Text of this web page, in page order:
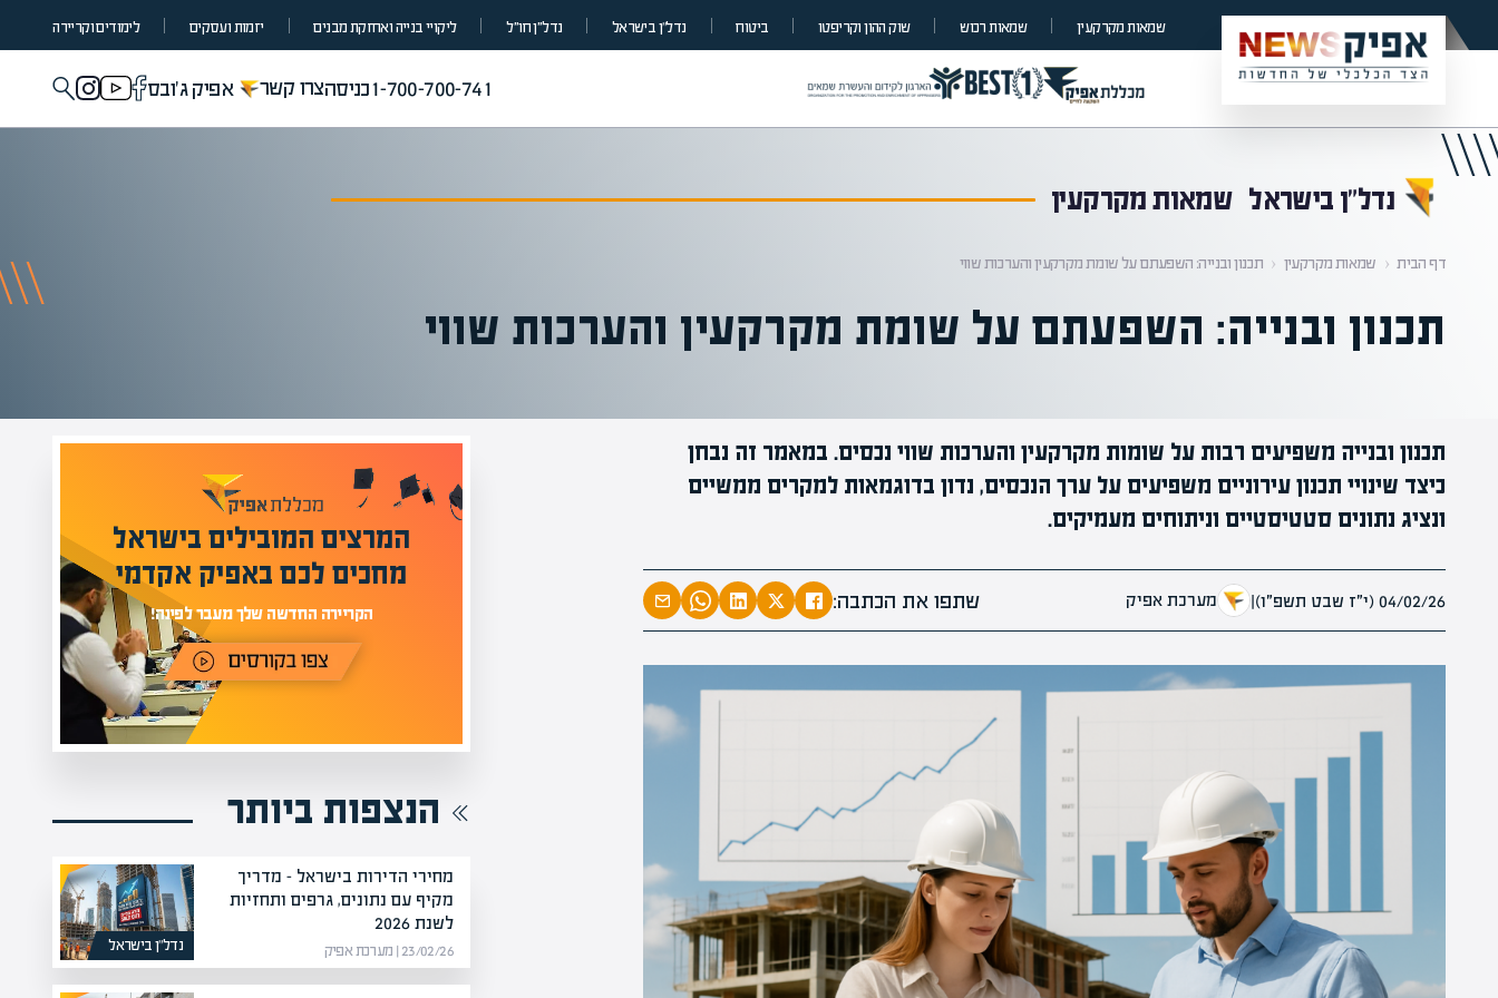
שמאות מקרקעין שמאות רכוש שוק ההון וקריפטו ביטוח נדל”ן בישראל נדל״ן חו״ל ליקויי בנייה ואחזקת מבנים יזמות ועסקים לימודים וקריירה
1-700-700-741כניסהצרו קשר אפיק ג'ובס
נדל”ן בישראל שמאות מקרקעין
דף הבית ‹ שמאות מקרקעין ‹ תכנון ובנייה: השפעתם על שומת מקרקעין והערכות שווי
תכנון ובנייה: השפעתם על שומת מקרקעין והערכות שווי
תכנון ובנייה משפיעים רבות על שומות מקרקעין והערכות שווי נכסים. במאמר זה נבחן
כיצד שינויי תכנון עירוניים משפיעים על ערך הנכסים, נדון בדוגמאות למקרים ממשיים
ונציג נתונים סטטיסטיים וניתוחים מעמיקים.
04/02/26 (י״ז שבט תשפ״ו) | מערכת אפיק שתפו את הכתבה:
המרצים המובילים בישראל
מחכים לכם באפיק אקדמי
הקריירה החדשה שלך מעבר לפינה!
מומחים בהערכת שווי
מעל 1000 מומחים
בהערכות שווי
מחכים לכם באתר
הנצפות ביותר
נדל”ן בישראל
מחירי הדירות בישראל – מדריך
מקיף עם נתונים, גרפים ותחזיות
לשנת 2026
23/02/26 | מערכת אפיק